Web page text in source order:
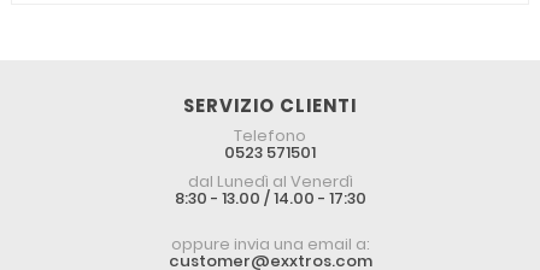
SERVIZIO CLIENTI
Telefono
0523 571501
dal Lunedì al Venerdì
8:30 - 13.00 / 14.00 - 17:30
oppure invia una email a:
customer@exxtros.com